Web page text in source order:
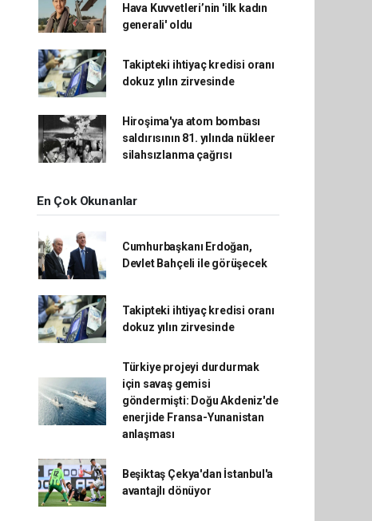
Hava Kuvvetleri’nin 'ilk kadın
generali' oldu
Takipteki ihtiyaç kredisi oranı
dokuz yılın zirvesinde
Hiroşima'ya atom bombası
saldırısının 81. yılında nükleer
silahsızlanma çağrısı
En Çok Okunanlar
Cumhurbaşkanı Erdoğan,
Devlet Bahçeli ile görüşecek
Takipteki ihtiyaç kredisi oranı
dokuz yılın zirvesinde
Türkiye projeyi durdurmak
için savaş gemisi
göndermişti: Doğu Akdeniz'de
enerjide Fransa-Yunanistan
anlaşması
Beşiktaş Çekya'dan İstanbul'a
avantajlı dönüyor